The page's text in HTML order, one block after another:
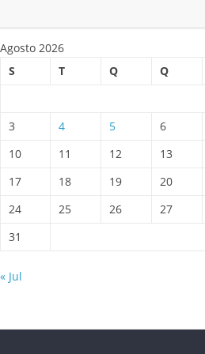
Agosto 2026
S
T Q Q
3
4 5 6
10
11 12 13
17
18 19 20
24
25 26 27
31
« Jul